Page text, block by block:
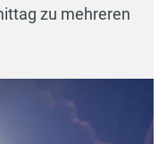
zu mehreren